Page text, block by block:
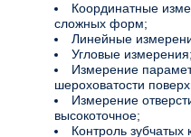
Координатные
сложных форм;
Линейные
Угловые измерения;
Измерение
шероховатости
Измерение
высокоточное;
Контроль зубчатых